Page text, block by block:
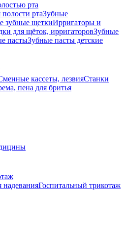
рта
ртаЗубные
зубные щеткиИрригаторы и
для щёток, ирригаторовЗубные
пастыЗубные пасты детские
кассеты, лезвияСтанки
пена для бритья
надеванияГоспитальный трикотаж